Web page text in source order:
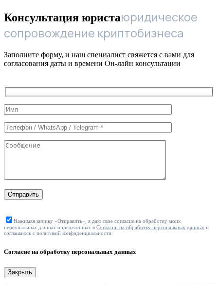
Консультация юристаюридическое
сопровождение криптобизнеса
Заполните форму, и наш специалист свяжется с вами для
согласования даты и времени Он-лайн консультации
Служебные
поля
формы
Отправить
Нажимая кнопку «Отправить», я даю свое согласие на обработку моих
персональных данных определенных в Согласии на обработку персональных данных и
соглашаюсь с политикой конфиденциальности.
Согласие на обработку персональных данных
Закрыть